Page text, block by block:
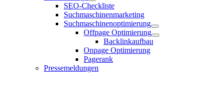
SEO-Checkliste
Suchmaschinenmarketing
Suchmaschinenoptimierung
Offpage Optimierung
Backlinkaufbau
Onpage Optimierung
Pagerank
Pressemeldungen